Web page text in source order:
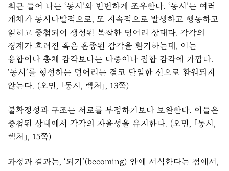
최근 들어 나는 ‘동시’와 빈번하게 조우한다. ‘동시’는 여러
개체가 동시다발적으로, 또 지속적으로 발생하고 행동하고
얽히고 중첩되어 생성된 복잡한 덩어리 상태다. 각각의
경계가 흐려진 혹은 혼종된 감각을 환기하는데, 이는
융합이나 총체 감각보다는 다중이나 집합 감각에 가깝다.
‘동시’를 형성하는 덩어리는 결코 단일한 선으로 환원되지
않는다. (오민, 「동시, 렉처」, 13쪽)
불확정성과 구조는 서로를 부정하기보다 보완한다. 이들은
중첩된 상태에서 각각의 자율성을 유지한다. (오민, 「동시,
렉처」, 15쪽)
과정과 결과는, ‘되기 ’(becoming) 안에 서식한다는 점에서 ,